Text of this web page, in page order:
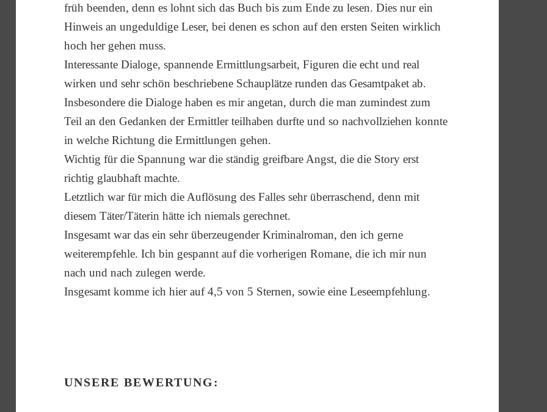
früh beenden, denn es lohnt sich das Buch bis zum Ende zu lesen. Dies nur ein
Hinweis an ungeduldige Leser, bei denen es schon auf den ersten Seiten wirklich
hoch her gehen muss.
Interessante Dialoge, spannende Ermittlungsarbeit, Figuren die echt und real
wirken und sehr schön beschriebene Schauplätze runden das Gesamtpaket ab.
Insbesondere die Dialoge haben es mir angetan, durch die man zumindest zum
Teil an den Gedanken der Ermittler teilhaben durfte und so nachvollziehen konnte
in welche Richtung die Ermittlungen gehen.
Wichtig für die Spannung war die ständig greifbare Angst, die die Story erst
richtig glaubhaft machte.
Letztlich war für mich die Auflösung des Falles sehr überraschend, denn mit
diesem Täter/Täterin hätte ich niemals gerechnet.
Insgesamt war das ein sehr überzeugender Kriminalroman, den ich gerne
weiterempfehle. Ich bin gespannt auf die vorherigen Romane, die ich mir nun
nach und nach zulegen werde.
Insgesamt komme ich hier auf 4,5 von 5 Sternen, sowie eine Leseempfehlung.
UNSERE BEWERTUNG: